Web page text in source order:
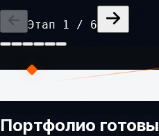
Этап 1 / 6
Портфолио